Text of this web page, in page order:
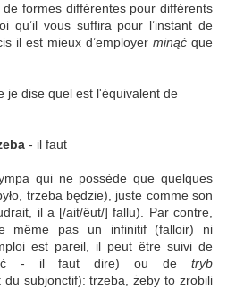
formes différentes pour différents
qu’il vous suffira pour l’instant de
il est mieux d’employer minąć que
je dise quel est l'équivalent de
- il faut
qui ne possède que quelques
trzeba będzie), juste comme son
il a [/ait/êut/] fallu). Par contre,
même pas un infinitif (falloir) ni
est pareil, il peut être suivi de
- il faut dire) ou de tryb
subjonctif): trzeba, żeby to zrobili